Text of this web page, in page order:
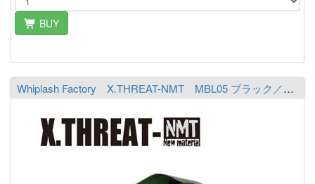
BUY
Whiplash Factory X.THREAT-NMT MBL05 ブラック／シャルト